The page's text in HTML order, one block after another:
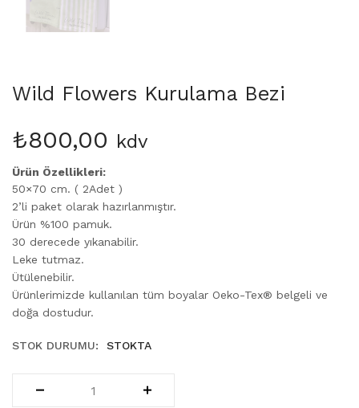
Wild Flowers Kurulama Bezi
₺800,00 kdv
Ürün Özellikleri:
50×70 cm. ( 2Adet )
2’li paket olarak hazırlanmıştır.
Ürün %100 pamuk.
30 derecede yıkanabilir.
Leke tutmaz.
Ütülenebilir.
Ürünlerimizde kullanılan tüm boyalar Oeko-Tex® belgeli ve
doğa dostudur.
STOK DURUMU: STOKTA